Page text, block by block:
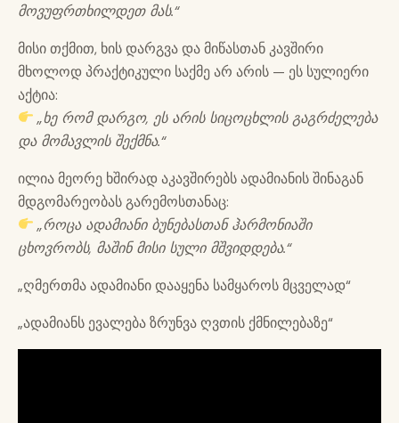
მოვუფრთხილდეთ მას.“
მისი თქმით, ხის დარგვა და მიწასთან კავშირი
მხოლოდ პრაქტიკული საქმე არ არის — ეს სულიერი
აქტია:
„ხე რომ დარგო, ეს არის სიცოცხლის გაგრძელება
და მომავლის შექმნა.“
ილია მეორე ხშირად აკავშირებს ადამიანის შინაგან
მდგომარეობას გარემოსთანაც:
„როცა ადამიანი ბუნებასთან ჰარმონიაში
ცხოვრობს, მაშინ მისი სული მშვიდდება.“
„ღმერთმა ადამიანი დააყენა სამყაროს მცველად“
„ადამიანს ევალება ზრუნვა ღვთის ქმნილებაზე“